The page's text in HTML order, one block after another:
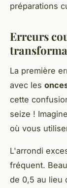
préparations
Erreurs
La première
avec les
cette
seize !
où vous
L'arrondi
fréquent.
de 0,5 au lieu